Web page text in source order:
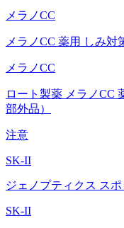
メラノCC
メラノCC 薬用 しみ対
メラノCC
ロート製薬 メラノCC
部外品）
注意
SK-II
ジェノプティクス ス
SK-II